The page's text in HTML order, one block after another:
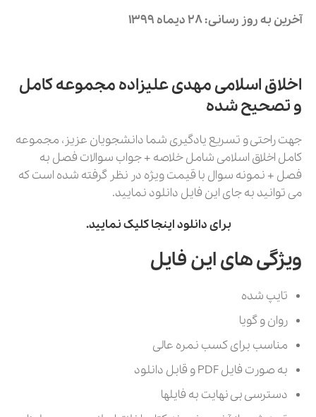
آخرین به روز رسانی: 28 دیماه 1399
اخلاق اسلامی مهدی علیزاده مجموعه کامل
و تصحیح شده
جهت راحتی و تسریع یادگیری شما دانشجویان عزیز، مجموعه
کامل اخلاق اسلامی شامل خلاصه + جواب سوالات فصل به
فصل + نمونه سوال با قیمت ویژه در نظر گرفته شده است که
می توانید به جای این فایل دانلود نمایید.
برای دانلود اینجا کلیک نمایید.
ویژگی های این فایل
تایپ شده
روان و گویا
مناسب برای کسب نمره عالی
به صورت فایل PDF و قابل دانلود
دسترسی بی نهایت به فایلها